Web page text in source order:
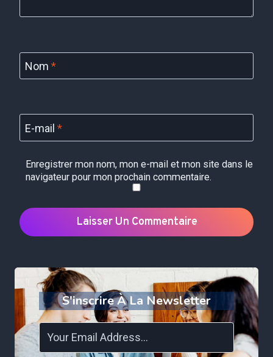
Nom *
E-mail *
Enregistrer mon nom, mon e-mail et mon site dans le
navigateur pour mon prochain commentaire.
S'inscrire À La Newsletter